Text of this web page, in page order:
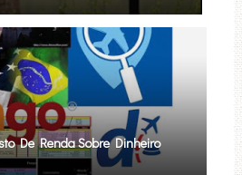
De Renda Sobre Dinheiro